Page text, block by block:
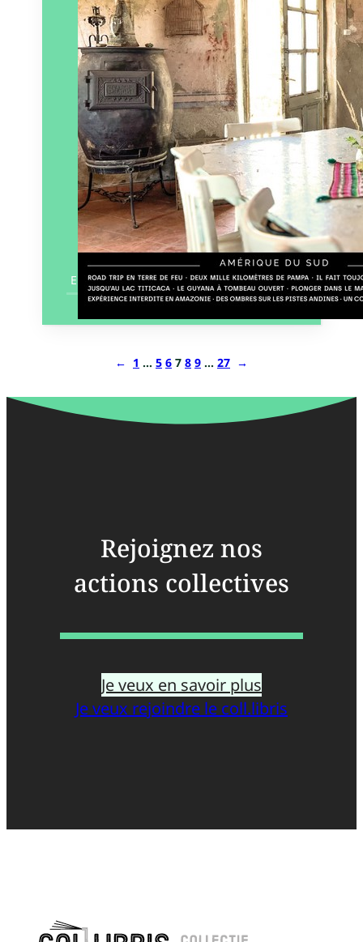
Paru le01/07/2024
En savoir plus
← 1 … 5 6 7 8 9 … 27 →
Rejoignez nos
actions collectives
Je veux en savoir plus
Je veux rejoindre le coll.libris